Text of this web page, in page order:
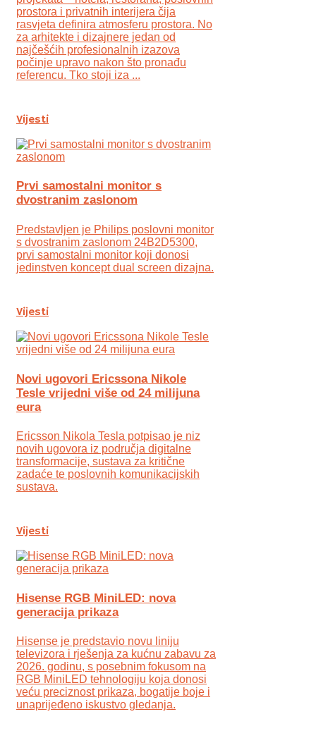
prostora i privatnih interijera čija
rasvjeta definira atmosferu prostora. No
za arhitekte i dizajnere jedan od
najčešćih profesionalnih izazova
počinje upravo nakon što pronađu
referencu. Tko stoji iza ...
Vijesti
Prvi samostalni monitor s
dvostranim zaslonom
Predstavljen je Philips poslovni monitor
s dvostranim zaslonom 24B2D5300,
prvi samostalni monitor koji donosi
jedinstven koncept dual screen dizajna.
Vijesti
Novi ugovori Ericssona Nikole
Tesle vrijedni više od 24 milijuna
eura
Ericsson Nikola Tesla potpisao je niz
novih ugovora iz područja digitalne
transformacije, sustava za kritične
zadaće te poslovnih komunikacijskih
sustava.
Vijesti
Hisense RGB MiniLED: nova
generacija prikaza
Hisense je predstavio novu liniju
televizora i rješenja za kućnu zabavu za
2026. godinu, s posebnim fokusom na
RGB MiniLED tehnologiju koja donosi
veću preciznost prikaza, bogatije boje i
unaprijeđeno iskustvo gledanja.